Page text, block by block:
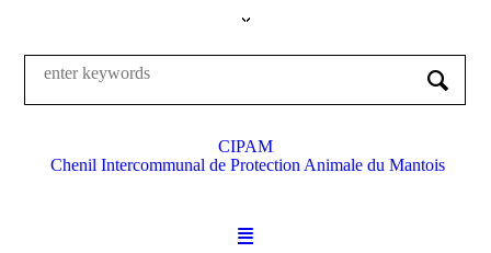
CIPAM
Chenil Intercommunal de Protection Animale du Mantois